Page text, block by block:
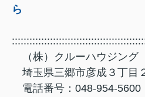
ら
（株）クルーハウジング
埼玉県三郷市彦成３丁目
電話番号：048-954-5600